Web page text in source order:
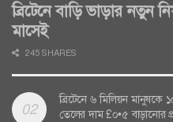
ব্রিটেনে বাড়ি ভাড়ার নতুন
মাসেই
245 SHARES
ব্রিটেনে ৬ মিলিয়ন মানুষকে
তেলের দাম £০•৫ বাড়ানোর